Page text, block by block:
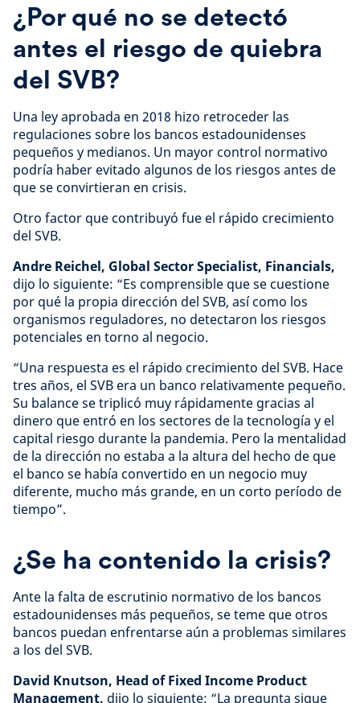
¿Por qué no se detectó
antes el riesgo de quiebra
del SVB?
Una ley aprobada en 2018 hizo retroceder las
regulaciones sobre los bancos estadounidenses
pequeños y medianos. Un mayor control normativo
podría haber evitado algunos de los riesgos antes de
que se convirtieran en crisis.
Otro factor que contribuyó fue el rápido crecimiento
del SVB.
Andre Reichel, Global Sector Specialist, Financials,
dijo lo siguiente: “Es comprensible que se cuestione
por qué la propia dirección del SVB, así como los
organismos reguladores, no detectaron los riesgos
potenciales en torno al negocio.
“Una respuesta es el rápido crecimiento del SVB. Hace
tres años, el SVB era un banco relativamente pequeño.
Su balance se triplicó muy rápidamente gracias al
dinero que entró en los sectores de la tecnología y el
capital riesgo durante la pandemia. Pero la mentalidad
de la dirección no estaba a la altura del hecho de que
el banco se había convertido en un negocio muy
diferente, mucho más grande, en un corto período de
tiempo”.
¿Se ha contenido la crisis?
Ante la falta de escrutinio normativo de los bancos
estadounidenses más pequeños, se teme que otros
bancos puedan enfrentarse aún a problemas similares
a los del SVB.
David Knutson, Head of Fixed Income Product
Management, dijo lo siguiente: “La pregunta sigue